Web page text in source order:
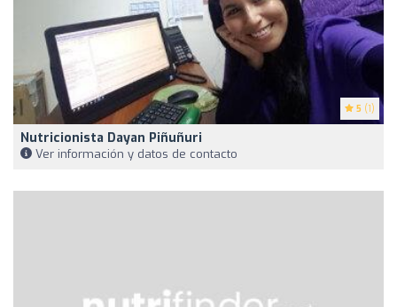
5 (1)
Nutricionista Dayan Piñuñuri
Ver información y datos de contacto